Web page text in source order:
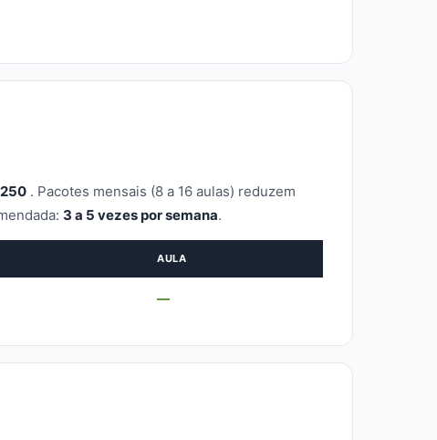
. Pacotes mensais (8 a 16 aulas) reduzem
3 a 5 vezes por semana.
AULA
—